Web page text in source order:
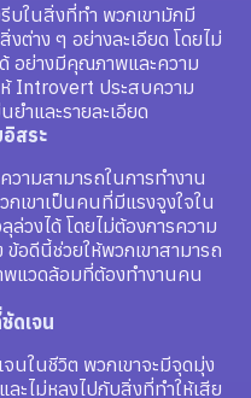
ในสิ่งที่ทำ พวกเขามักมี
ต่าง ๆ อย่างละเอียด โดยไม่
อย่างมีคุณภาพและความ
Introvert ประสบความ
ำและรายละเอียด
สระ
ามสามารถในการทำงาน
เขาเป็นคนที่มีแรงจูงใจใน
ล่วงได้ โดยไม่ต้องการความ
อดีนี้ช่วยให้พวกเขาสามารถ
พแวดล้อมที่ต้องทำงานคน
ดเจน
นในชีวิต พวกเขาจะมีจุดมุ่ง
ะไม่หลงไปกับสิ่งที่ทำให้เสีย